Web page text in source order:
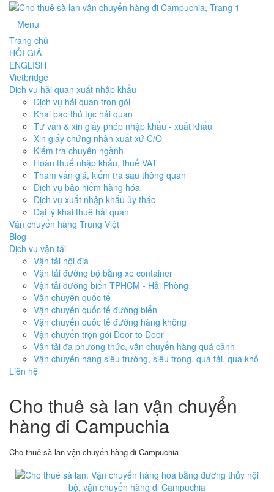
Menu
Trang chủ
HỎI GIÁ
ENGLISH
Vietbridge
Dịch vụ hải quan xuất nhập khẩu
Dịch vụ hải quan trọn gói
Khai báo thủ tục hải quan
Tư vấn & xin giấy phép nhập khẩu - xuất khẩu
Xin giấy chứng nhận xuất xứ C/O
Kiểm tra chuyên ngành
Hoàn thuế nhập khẩu, thuế VAT
Tham vấn giá, kiểm tra sau thông quan
Dịch vụ bảo hiểm hàng hóa
Dịch vụ xuất nhập khẩu ủy thác
Đại lý khai thuê hải quan
Vận chuyển hàng Trung Việt
Blog
Dịch vụ vận tải
Vận tải nội địa
Vận tải đường bộ bằng xe container
Vận tải đường biển TPHCM - Hải Phòng
Vận chuyển quốc tế
Vận chuyển quốc tế đường biển
Vận chuyển quốc tế đường hàng không
Vận chuyển trọn gói Door to Door
Vận tải đa phương thức, vận chuyển hàng quá cảnh
Vận chuyển hàng siêu trường, siêu trọng, quá tải, quá khổ
Liên hệ
Cho thuê sà lan vận chuyển
hàng đi Campuchia
Cho thuê sà lan vận chuyển hàng đi Campuchia